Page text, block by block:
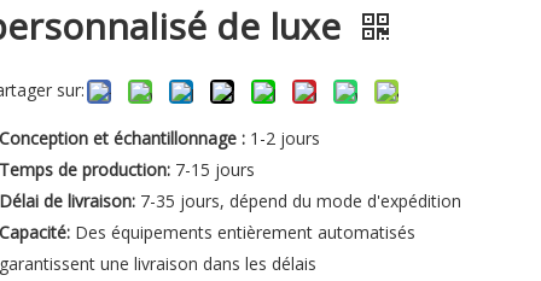
de luxe
sur:
Conception et échantillonnage : 1-2 jours
Temps de production: 7-15 jours
Délai de livraison: 7-35 jours, dépend du mode d'expédition
Capacité: Des équipements entièrement automatisés
garantissent une livraison dans les délais